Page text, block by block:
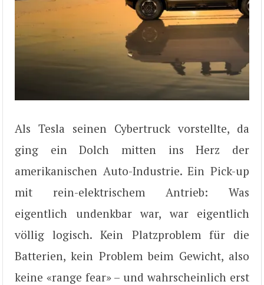
Als Tesla seinen Cybertruck vorstellte, da
ging ein Dolch mitten ins Herz der
amerikanischen Auto-Industrie. Ein Pick-up
mit rein-elektrischem Antrieb: Was
eigentlich undenkbar war, war eigentlich
völlig logisch. Kein Platzproblem für die
Batterien, kein Problem beim Gewicht, also
keine «range fear» – und wahrscheinlich erst